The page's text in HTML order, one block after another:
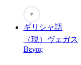
♥
ギリシャ語
（現）ヴェガス
Βεγας